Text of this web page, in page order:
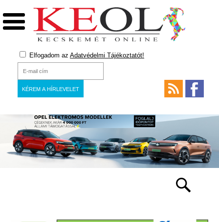
Elfogadom az Adatvédelmi Tájékoztatót!